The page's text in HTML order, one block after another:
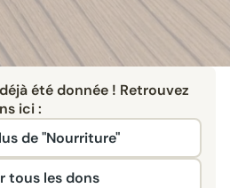
été donnée ! Retrouvez
ici :
de "Nourriture"
tous les dons